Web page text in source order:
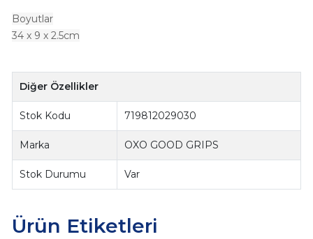
Boyutlar
34 x 9 x 2.5cm
Diğer Özellikler
Stok Kodu 719812029030
Marka OXO GOOD GRIPS
Stok Durumu Var
Ürün Etiketleri